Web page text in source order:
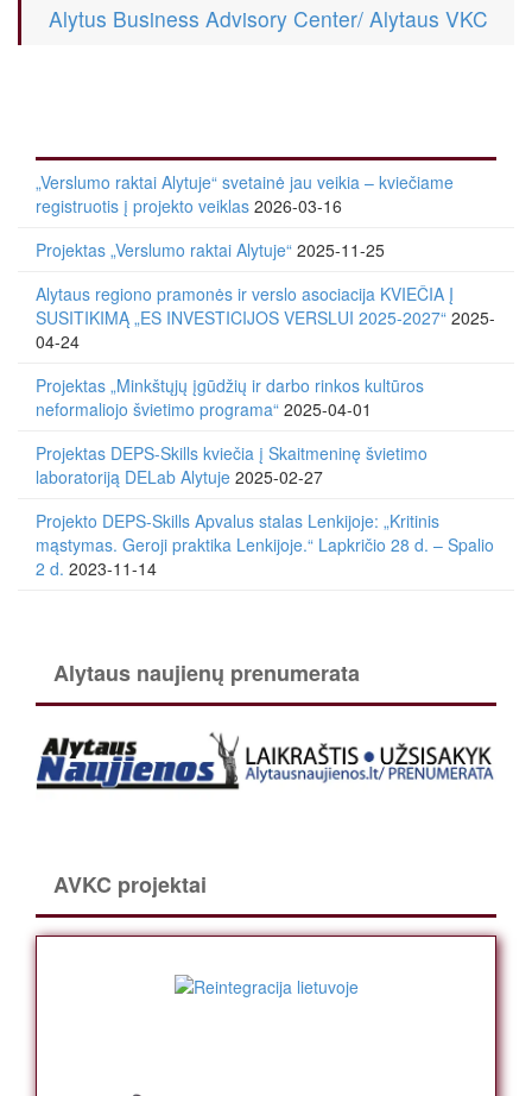
Alytus Business Advisory Center/ Alytaus VKC
„Verslumo raktai Alytuje“ svetainė jau veikia – kviečiame
registruotis į projekto veiklas 2026-03-16
Projektas „Verslumo raktai Alytuje“ 2025-11-25
Alytaus regiono pramonės ir verslo asociacija KVIEČIA Į
SUSITIKIMĄ „ES INVESTICIJOS VERSLUI 2025-2027“ 2025-
04-24
Projektas „Minkštųjų įgūdžių ir darbo rinkos kultūros
neformaliojo švietimo programa“ 2025-04-01
Projektas DEPS-Skills kviečia į Skaitmeninę švietimo
laboratoriją DELab Alytuje 2025-02-27
Projekto DEPS-Skills Apvalus stalas Lenkijoje: „Kritinis
mąstymas. Geroji praktika Lenkijoje.“ Lapkričio 28 d. – Spalio
2 d. 2023-11-14
Alytaus naujienų prenumerata
AVKC projektai